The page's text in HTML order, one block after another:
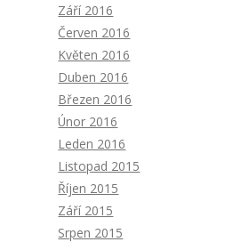
Září 2016
Červen 2016
Květen 2016
Duben 2016
Březen 2016
Únor 2016
Leden 2016
Listopad 2015
Říjen 2015
Září 2015
Srpen 2015